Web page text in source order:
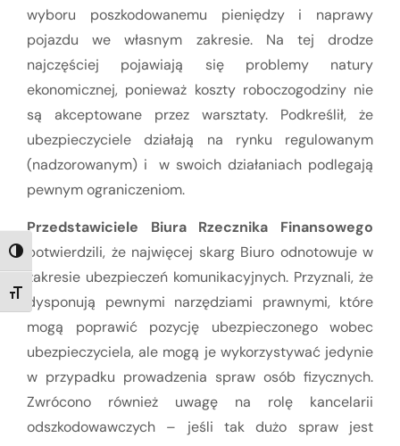
TOGGLE HIGH CONTRAST
TOGGLE FONT SIZE
wyboru poszkodowanemu pieniędzy i naprawy
pojazdu we własnym zakresie. Na tej drodze
najczęściej pojawiają się problemy natury
ekonomicznej, ponieważ koszty roboczogodziny nie
są akceptowane przez warsztaty. Podkreślił, że
ubezpieczyciele działają na rynku regulowanym
(nadzorowanym) i w swoich działaniach podlegają
pewnym ograniczeniom.
Przedstawiciele Biura Rzecznika Finansowego
potwierdzili, że najwięcej skarg Biuro odnotowuje w
zakresie ubezpieczeń komunikacyjnych. Przyznali, że
dysponują pewnymi narzędziami prawnymi, które
mogą poprawić pozycję ubezpieczonego wobec
ubezpieczyciela, ale mogą je wykorzystywać jedynie
w przypadku prowadzenia spraw osób fizycznych.
Zwrócono również uwagę na rolę kancelarii
odszkodowawczych – jeśli tak dużo spraw jest